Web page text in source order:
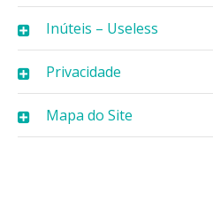
Inúteis – Useless
Privacidade
Mapa do Site